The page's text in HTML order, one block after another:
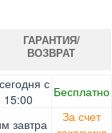
с
15:00
Бесплатно
завтра
За счет
онлайн, Google
лиц, Безналичными
Visa
ГАРАНТИЯ/
ВОЗВРАТ
14 дней.